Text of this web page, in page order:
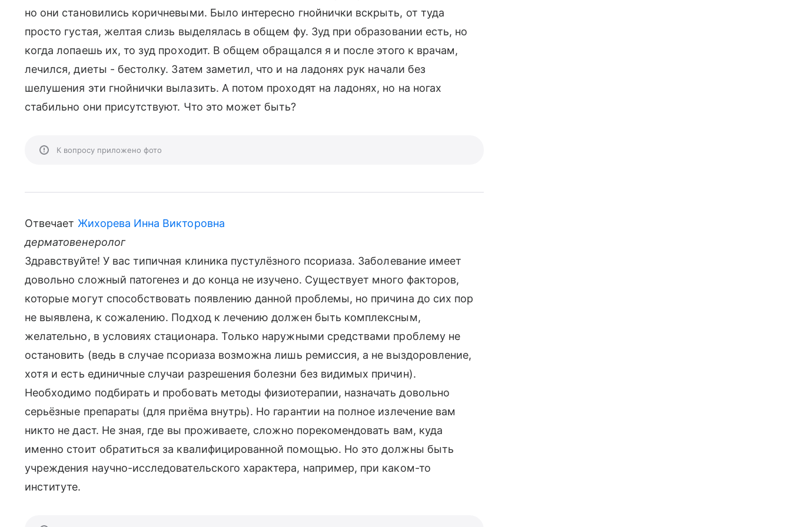
но они становились коричневыми. Было интересно гнойнички вскрыть, от туда
просто густая, желтая слизь выделялась в общем фу. Зуд при образовании есть, но
когда лопаешь их, то зуд проходит. В общем обращался я и после этого к врачам,
лечился, диеты - бестолку. Затем заметил, что и на ладонях рук начали без
шелушения эти гнойнички вылазить. А потом проходят на ладонях, но на ногах
стабильно они присутствуют. Что это может быть?
К вопросу приложено фото
Отвечает Жихорева Инна Викторовна
дерматовенеролог
Здравствуйте! У вас типичная клиника пустулёзного псориаза. Заболевание имеет
довольно сложный патогенез и до конца не изучено. Существует много факторов,
которые могут способствовать появлению данной проблемы, но причина до сих пор
не выявлена, к сожалению. Подход к лечению должен быть комплексным,
желательно, в условиях стационара. Только наружными средствами проблему не
остановить (ведь в случае псориаза возможна лишь ремиссия, а не выздоровление,
хотя и есть единичные случаи разрешения болезни без видимых причин).
Необходимо подбирать и пробовать методы физиотерапии, назначать довольно
серьёзные препараты (для приёма внутрь). Но гарантии на полное излечение вам
никто не даст. Не зная, где вы проживаете, сложно порекомендовать вам, куда
именно стоит обратиться за квалифицированной помощью. Но это должны быть
учреждения научно-исследовательского характера, например, при каком-то
институте.